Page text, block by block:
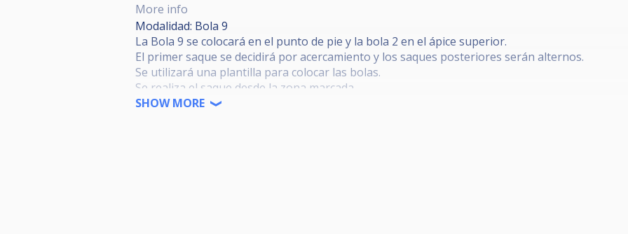
More info
Modalidad: Bola 9
La Bola 9 se colocará en el punto de pie y la bola 2 en el ápice superior.
El primer saque se decidirá por acercamiento y los saques posteriores serán alternos.
Se utilizará una plantilla para colocar las bolas.
Se realiza el saque desde la zona marcada.
El tiro de apertura debe ser fuerte y si no ha sido embocada ninguna bola objetiva, por lo
SHOW MORE